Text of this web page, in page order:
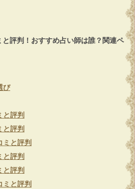
評判！おすすめ占い師は誰？関連ペ
び
と評判
と評判
ミと評判
と評判
と評判
ミと評判